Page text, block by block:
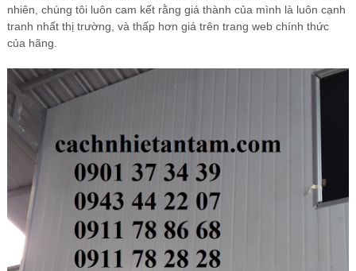
nhiên, chúng tôi luôn cam kết rằng giá thành của mình là luôn cạnh
tranh nhất thị trường, và thấp hơn giá trên trang web chính thức
của hãng.